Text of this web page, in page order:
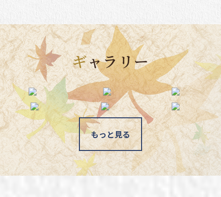
ギャラリー
もっと見る